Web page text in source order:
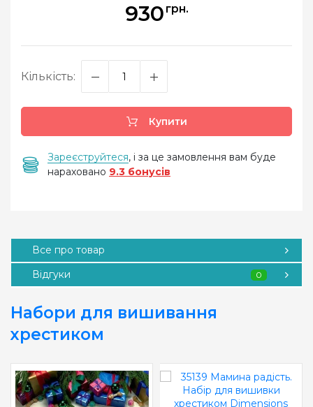
930 грн.
Кількість:
Купити
Зареєструйтеся, і за це замовлення вам буде
нараховано 9.3 бонусів
Все про товар
Відгуки
0
Набори для вишивання
хрестиком